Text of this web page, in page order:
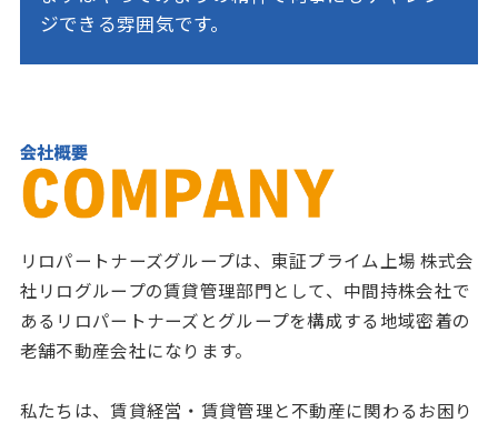
ジできる雰囲気です。
リロパートナーズグループは、東証プライム上場 株式会
社リログループの賃貸管理部門として、中間持株会社で
あるリロパートナーズとグループを構成する地域密着の
老舗不動産会社になります。
私たちは、賃貸経営・賃貸管理と不動産に関わるお困り